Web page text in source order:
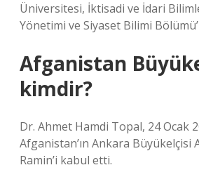
Üniversitesi, İktisadi ve İdari
Yönetimi ve Siyaset Bilimi
Afganistan
kimdir?
Dr. Ahmet Hamdi Topal, 24 Ocak
Afganistan’ın Ankara Büyükelçisi
Ramin’i kabul etti.